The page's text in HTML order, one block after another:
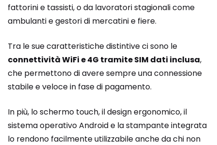
fattorini e tassisti, o da lavoratori stagionali come
ambulanti e gestori di mercatini e fiere.
Tra le sue caratteristiche distintive ci sono le
connettività WiFi e 4G tramite SIM dati inclusa,
che permettono di avere sempre una connessione
stabile e veloce in fase di pagamento.
In più, lo schermo touch, il design ergonomico, il
sistema operativo Android e la stampante integrata
lo rendono facilmente utilizzabile anche da chi non